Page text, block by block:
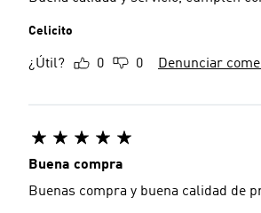
Celicito
¿Útil? 0 0 Denunciar
Buena compra
Buenas compra y buena calidad de